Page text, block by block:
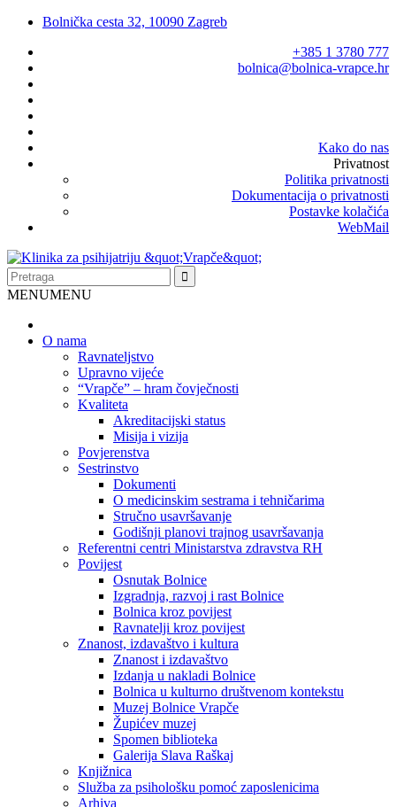
Bolnička cesta 32, 10090 Zagreb
+385 1 3780 777
bolnica@bolnica-vrapce.hr
Kako do nas
Privatnost
Politika privatnosti
Dokumentacija o privatnosti
Postavke kolačića
WebMail
MENUMENU
O nama
Ravnateljstvo
Upravno vijeće
“Vrapče” – hram čovječnosti
Kvaliteta
Akreditacijski status
Misija i vizija
Povjerenstva
Sestrinstvo
Dokumenti
O medicinskim sestrama i tehničarima
Stručno usavršavanje
Godišnji planovi trajnog usavršavanja
Referentni centri Ministarstva zdravstva RH
Povijest
Osnutak Bolnice
Izgradnja, razvoj i rast Bolnice
Bolnica kroz povijest
Ravnatelji kroz povijest
Znanost, izdavaštvo i kultura
Znanost i izdavaštvo
Izdanja u nakladi Bolnice
Bolnica u kulturno društvenom kontekstu
Muzej Bolnice Vrapče
Župićev muzej
Spomen biblioteka
Galerija Slava Raškaj
Knjižnica
Služba za psihološku pomoć zaposlenicima
Arhiva